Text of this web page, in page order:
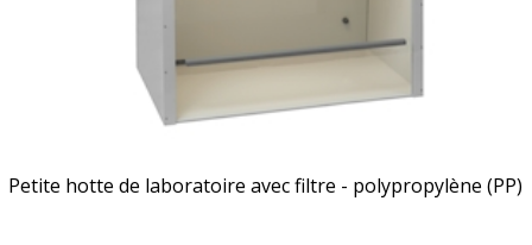
Petite hotte de laboratoire avec filtre - polypropylène (PP)